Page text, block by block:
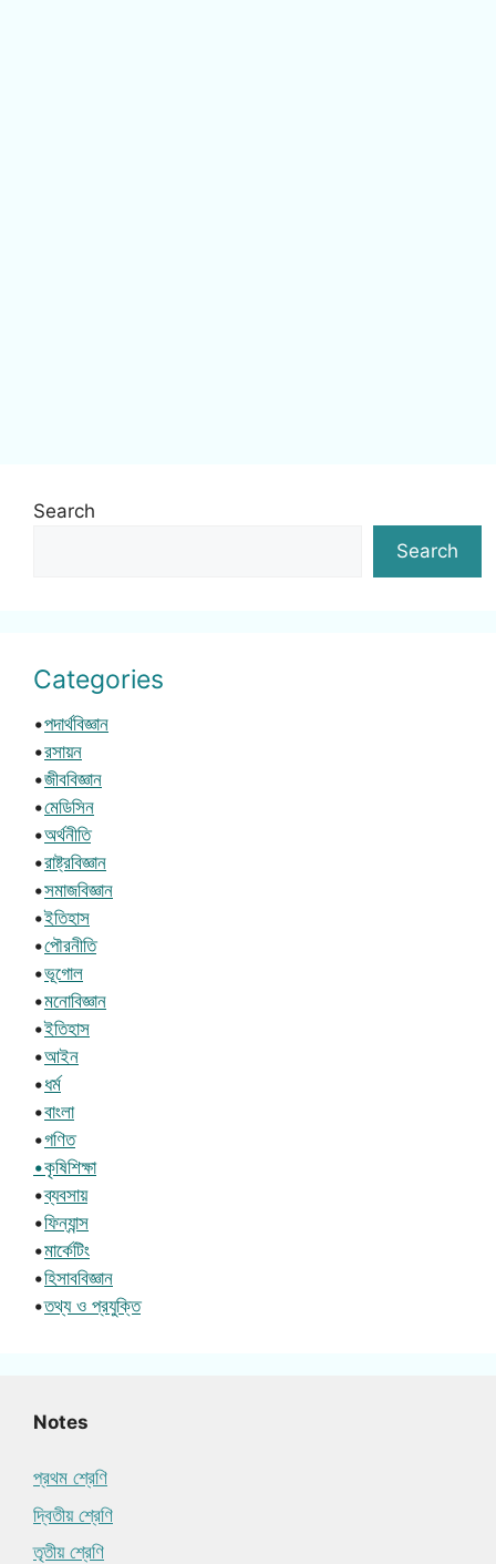
Search
Search
Categories
•পদার্থবিজ্ঞান
•রসায়ন
•জীববিজ্ঞান
•মেডিসিন
•অর্থনীতি
•রাষ্ট্রবিজ্ঞান
•সমাজবিজ্ঞান
•ইতিহাস
•পৌরনীতি
•ভূগোল
•মনোবিজ্ঞান
•ইতিহাস
•আইন
•ধর্ম
•বাংলা
•গণিত
•কৃষিশিক্ষা
•ব্যবসায়
•ফিন্যান্স
•মার্কেটিং
•হিসাববিজ্ঞান
•তথ্য ও প্রযুক্তি
Notes
প্রথম শ্রেণি
দ্বিতীয় শ্রেণি
তৃতীয় শ্রেণি